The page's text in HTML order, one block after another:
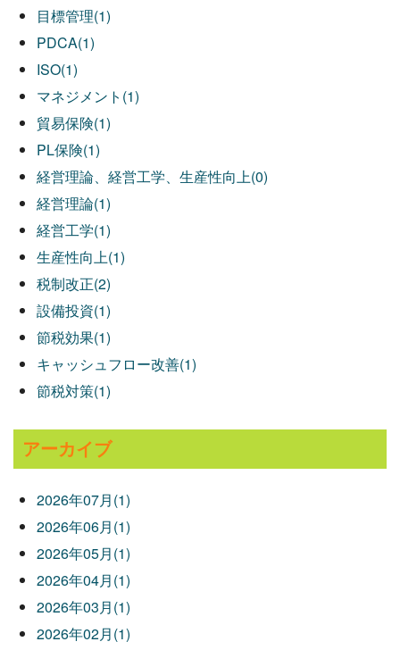
目標管理(1)
PDCA(1)
ISO(1)
マネジメント(1)
貿易保険(1)
PL保険(1)
経営理論、経営工学、生産性向上(0)
経営理論(1)
経営工学(1)
生産性向上(1)
税制改正(2)
設備投資(1)
節税効果(1)
キャッシュフロー改善(1)
節税対策(1)
アーカイブ
2026年07月(1)
2026年06月(1)
2026年05月(1)
2026年04月(1)
2026年03月(1)
2026年02月(1)